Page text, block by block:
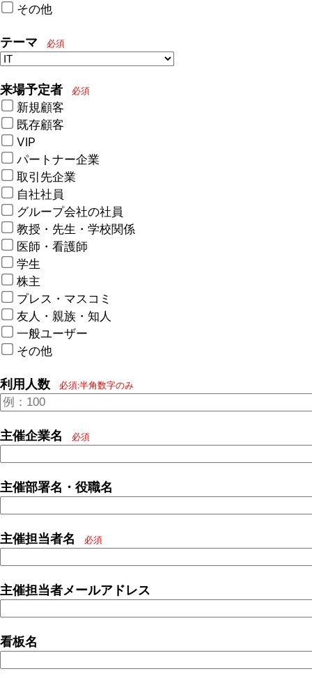
その他
テーマ 必須
来場予定者 必須
新規顧客
既存顧客
VIP
パートナー企業
取引先企業
自社社員
グループ会社の社員
教授・先生・学校関係
医師・看護師
学生
株主
プレス・マスコミ
友人・親族・知人
一般ユーザー
その他
利用人数 必須:半角数字のみ
主催企業名 必須
主催部署名・役職名
主催担当者名 必須
主催担当者メールアドレス
看板名